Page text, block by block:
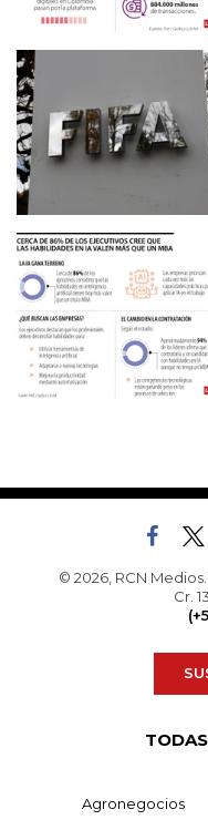
© 2026, RCN
Cr.
Agronegocios